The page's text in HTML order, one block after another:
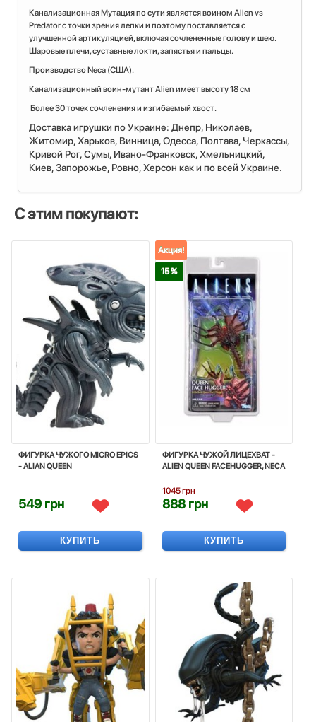
Канализационная Мутация по сути является воином Alien vs
Predator с точки зрения лепки и поэтому поставляется с
улучшенной артикуляцией, включая сочлененные голову и шею.
Шаровые плечи, суставные локти, запястья и пальцы.
Производство Neca (США).
Канализационный воин-мутант Alien имеет высоту 18 см
Более 30 точек сочленения и изгибаемый хвост.
Доставка игрушки по Украине: Днепр, Николаев,
Житомир, Харьков, Винница, Одесса, Полтава, Черкассы,
Кривой Рог, Сумы, Ивано-Франковск, Хмельницкий,
Киев, Запорожье, Ровно, Херсон как и по всей Украине.
С этим покупают:
ФИГУРКА ЧУЖОГО MICRO EPICS
- ALIAN QUEEN
549 грн
КУПИТЬ
ФИГУРКА ЧУЖОЙ ЛИЦЕХВАТ -
ALIEN QUEEN FACEHUGGER, NECA
Акция!
15 %
1045 грн
888 грн
КУПИТЬ